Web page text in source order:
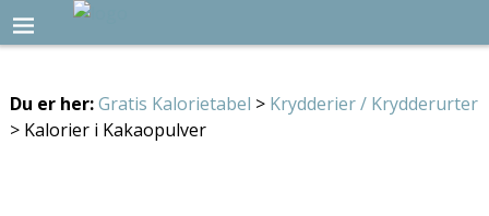
Du er her:Gratis Kalorietabel > Krydderier / Krydderurter
> Kalorier i Kakaopulver